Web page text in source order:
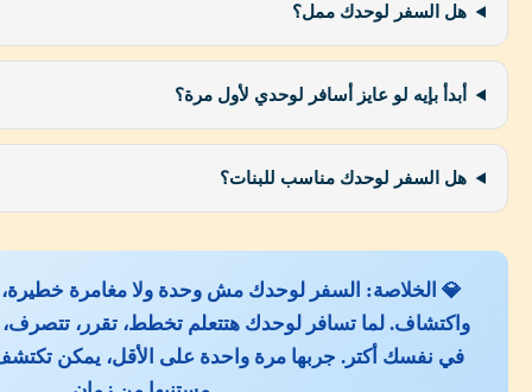
هل السفر لوحدك ممل؟
أبدأ بإيه لو عايز أسافر لوحدي لأول مرة؟
هل السفر لوحدك مناسب للبنات؟
💎 الخلاصة: السفر لوحدك مش وحدة ولا مغامرة خطيرة،
واكتشاف. لما تسافر لوحدك هتتعلم تخطط، تقرر، تتصرف،
في نفسك أكتر. جربها مرة واحدة على الأقل، يمكن تكتشف